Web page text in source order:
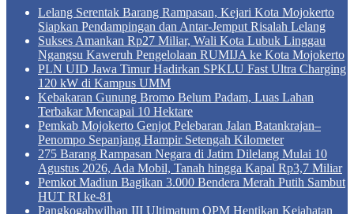
Lelang Serentak Barang Rampasan, Kejari Kota Mojokerto
Siapkan Pendampingan dan Antar-Jemput Risalah Lelang
Sukses Amankan Rp27 Miliar, Wali Kota Lubuk Linggau
Ngangsu Kaweruh Pengelolaan RUMIJA ke Kota Mojokerto
PLN UID Jawa Timur Hadirkan SPKLU Fast Ultra Charging
120 kW di Kampus UMM
Kebakaran Gunung Bromo Belum Padam, Luas Lahan
Terbakar Mencapai 10 Hektare
Pemkab Mojokerto Genjot Pelebaran Jalan Batankrajan–
Penompo Sepanjang Hampir Setengah Kilometer
275 Barang Rampasan Negara di Jatim Dilelang Mulai 10
Agustus 2026, Ada Mobil, Tanah hingga Kapal Rp3,7 Miliar
Pemkot Madiun Bagikan 3.000 Bendera Merah Putih Sambut
HUT RI ke-81
Pangkogabwilhan III Ultimatum OPM Hentikan Kejahatan